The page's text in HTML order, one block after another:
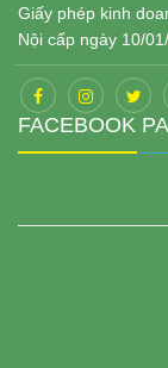
Giấy phép kinh
Nội cấp ngày 10/
FACEBOOK